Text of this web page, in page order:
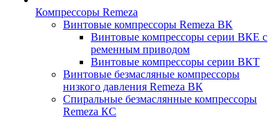
Компрессоры Remeza
Винтовые компрессоры Remeza ВК
Винтовые компрессоры серии ВКЕ с
ременным приводом
Винтовые компрессоры серии ВКТ
Винтовые безмасляные компрессоры
низкого давления Remeza ВК
Спиральные безмаслянные компрессоры
Remeza КС